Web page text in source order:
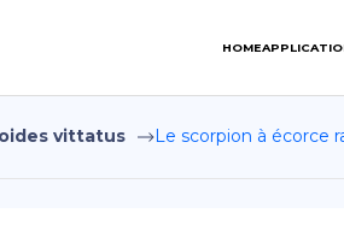
HOME
vittatus Le scorpion à écorce